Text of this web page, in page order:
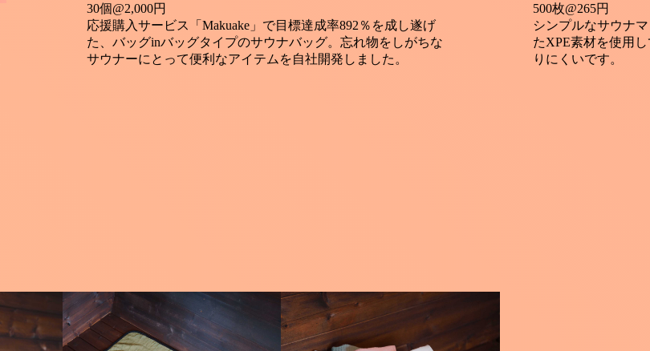
30個@2,000円
応援購入サービス「Makuake」で目標達成率892％を成し遂げ
た、バッグinバッグタイプのサウナバッグ。忘れ物をしがちな
サウナーにとって便利なアイテムを自社開発しました。
500枚@265円
シンプルなサウナ
たXPE素材を使用
りにくいです。